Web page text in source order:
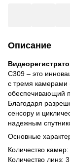
Описание
C309 – это
с тремя камерами
обеспечивающий
Благодаря
сенсору и
надежным
Основные
Количество
Количество линз: 3